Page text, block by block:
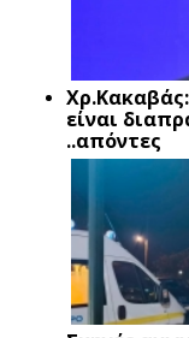
είναι
..απόντες